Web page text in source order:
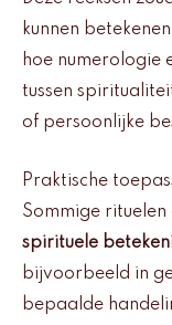
kunnen
hoe numerologie
tussen
of persoonlijke
Praktische
Sommige
spirituele
bijvoorbeeld in
bepaalde